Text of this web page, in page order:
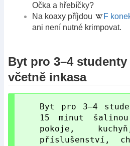
Očka a hřebíčky?
Na koaxy příjdou
F
ani není nutné krimpovat.
Byt pro 3–4 studenty
včetně inkasa
Byt pro 3–4
15 minut
pokoje,
příslušenství,